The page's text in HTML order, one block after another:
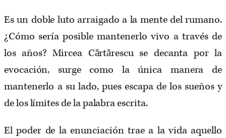
Es un doble luto arraigado a la mente del rumano.
¿Cómo sería posible mantenerlo vivo a través de
los años? Mircea Cărtărescu se decanta por la
evocación, surge como la única manera de
mantenerlo a su lado, pues escapa de los sueños y
de los límites de la palabra escrita.
El poder de la enunciación trae a la vida aquello